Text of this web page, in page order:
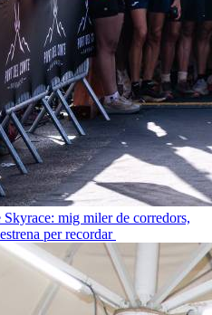
mig miler de corredors,
per recordar